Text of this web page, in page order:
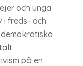
och unga
i freds- och
på en